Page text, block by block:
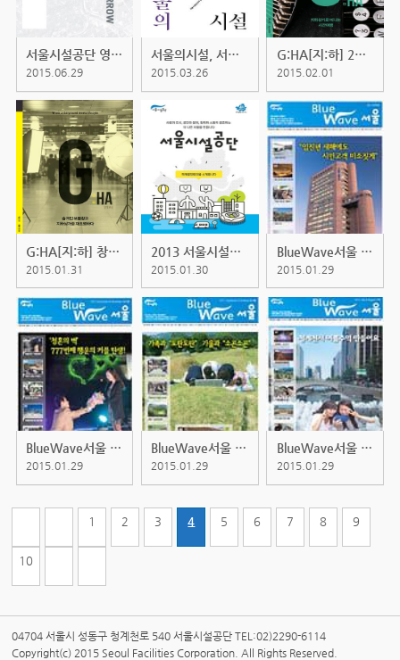
서울시설공단 영문 리플릿
2015.06.29
서울의시설, 서울의 이야기
2015.03.26
G:HA[지:하] 2호 지하상가로 떠나는...
2015.02.01
G:HA[지:하] 창간호 숨겨진 보물창...
2015.01.31
2013 서울시설공단 미래발전방안
2015.01.30
BlueWave서울 2011 마지막호 [타블...
2015.01.29
BlueWave서울 201111 [타블로이드]
2015.01.29
BlueWave서울 201109 [타블로이드]
2015.01.29
BlueWave서울 201107 [타블로이드]
2015.01.29
1 2 3 4 5 6 7 8 9
10
04704 서울시 성동구 청계천로 540 서울시설공단 TEL:02)2290-6114
Copyright(c) 2015 Seoul Facilities Corporation. All Rights Reserved.